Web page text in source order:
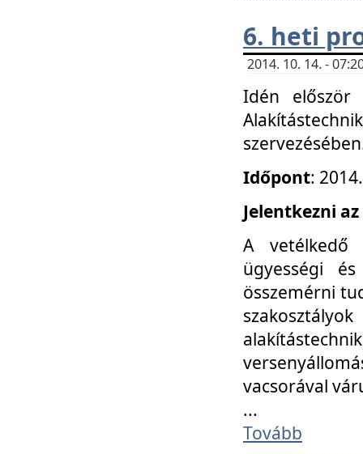
6. heti
2014. 10. 14. -
Idén
Időpont:
Jelentkezni az
A vetélkedő
ügyességi
összemérni
vacsorával
...
Tovább